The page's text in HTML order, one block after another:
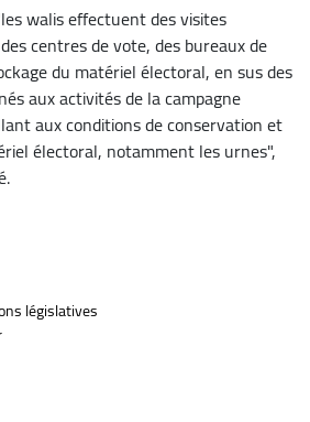
walis effectuent des visites
centres de vote, des bureaux de
du matériel électoral, en sus des
aux activités de la campagne
aux conditions de conservation et
électoral, notamment les urnes",
législatives